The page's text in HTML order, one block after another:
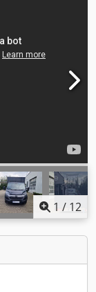
1 / 12